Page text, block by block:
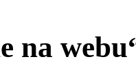
na